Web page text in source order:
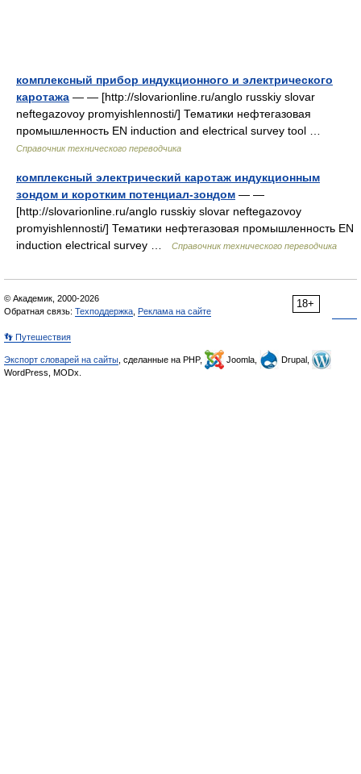
комплексный прибор индукционного и электрического
каротажа — — [http://slovarionline.ru/anglo russkiy slovar
neftegazovoy promyishlennosti/] Тематики нефтегазовая
промышленность EN induction and electrical survey tool …
Справочник технического переводчика
комплексный электрический каротаж индукционным
зондом и коротким потенциал-зондом — —
[http://slovarionline.ru/anglo russkiy slovar neftegazovoy
promyishlennosti/] Тематики нефтегазовая промышленность EN
induction electrical survey …
Справочник технического переводчика
18+
© Академик, 2000-2026
Обратная связь: Техподдержка Реклама на сайте
👣 Путешествия
Экспорт словарей на сайты , сделанные на PHP, Joomla,
Drupal,
WordPress, MODx.